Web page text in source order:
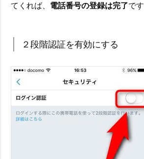
てくれば、 電話番号の登録は完了です
２段階認証を有効にする